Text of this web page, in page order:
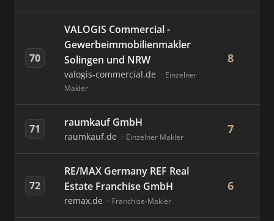
70
VALOGIS Commercial -
Gewerbeimmobilienmakler
Solingen und NRW
valogis-commercial.de
Einzelner
Makler
8
71 raumkauf GmbH
raumkauf.de Einzelner Makler
7
72
RE/MAX Germany REF Real
Estate Franchise GmbH
remax.de Franchise-Makler
6